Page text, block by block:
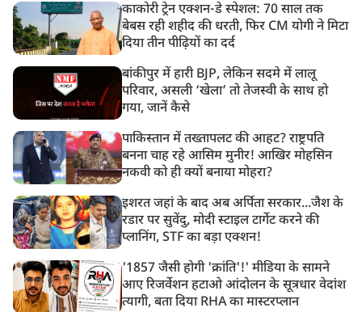
काकोरी ट्रेन एक्शन-डे स्पेशल: 70 साल तक
बेबस रही शहीद की धरती, फिर CM योगी ने मिटा
दिया तीन पीढ़ियों का दर्द
बांकीपुर में हारी BJP, लेकिन सदमे में लालू
परिवार, असली ‘खेला’ तो तेजस्वी के साथ हो
गया, जानें कैसे
पाकिस्तान में तख्तापलट की आहट? राष्ट्रपति
बनना चाह रहे आसिम मुनीर! आखिर मोहसिन
नकवी को ही क्यों बनाया मोहरा?
इशरत जहां के बाद अब अर्पिता सरकार...जैश के
रडार पर सुवेंदु, मोदी स्टाइल टार्गेट करने की
प्लानिंग, STF का बड़ा एक्शन!
'1857 जैसी होगी 'क्रांति'!' मीडिया के सामने
आए रिजर्वेशन हटाओ आंदोलन के सूत्रधार वेदांश
त्यागी, बता दिया RHA का मास्टरप्लान